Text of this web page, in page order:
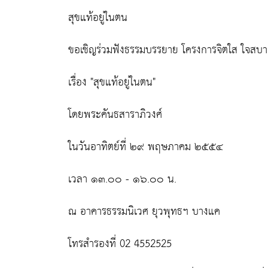
สุขแท้อยู่ในตน
ขอเชิญร่วมฟังธรรมบรรยาย โครงการจิตใส ใจสบ
เรื่อง "สุขแท้อยู่ในตน"
โดยพระคันธสาราภิวงศ์
ในวันอาทิตย์ที่ ๒๙ พฤษภาคม ๒๕๕๔
เวลา ๑๓.๐๐ - ๑๖.๐๐ น.
ณ อาคารธรรมนิเวศ ยุวพุทธฯ บางแค
โทรสำรองที่ 02 4552525